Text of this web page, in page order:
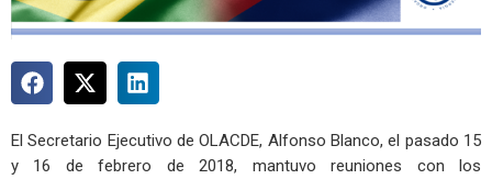
El Secretario Ejecutivo de OLACDE, Alfonso Blanco, el pasado 15
y 16 de febrero de 2018, mantuvo reuniones con los